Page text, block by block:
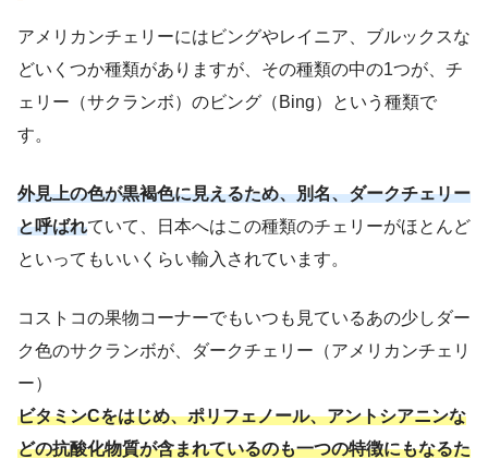
アメリカンチェリーにはビングやレイニア、ブルックスな
どいくつか種類がありますが、その種類の中の1つが、チ
ェリー（サクランボ）のビング（Bing）という種類で
す。
外見上の色が黒褐色に見えるため、別名、ダークチェリー
と呼ばれていて、日本へはこの種類のチェリーがほとんど
といってもいいくらい輸入されています。
コストコの果物コーナーでもいつも見ているあの少しダー
ク色のサクランボが、ダークチェリー（アメリカンチェリ
ー）
ビタミンCをはじめ、ポリフェノール、アントシアニンな
どの抗酸化物質が含まれているのも一つの特徴にもなるた